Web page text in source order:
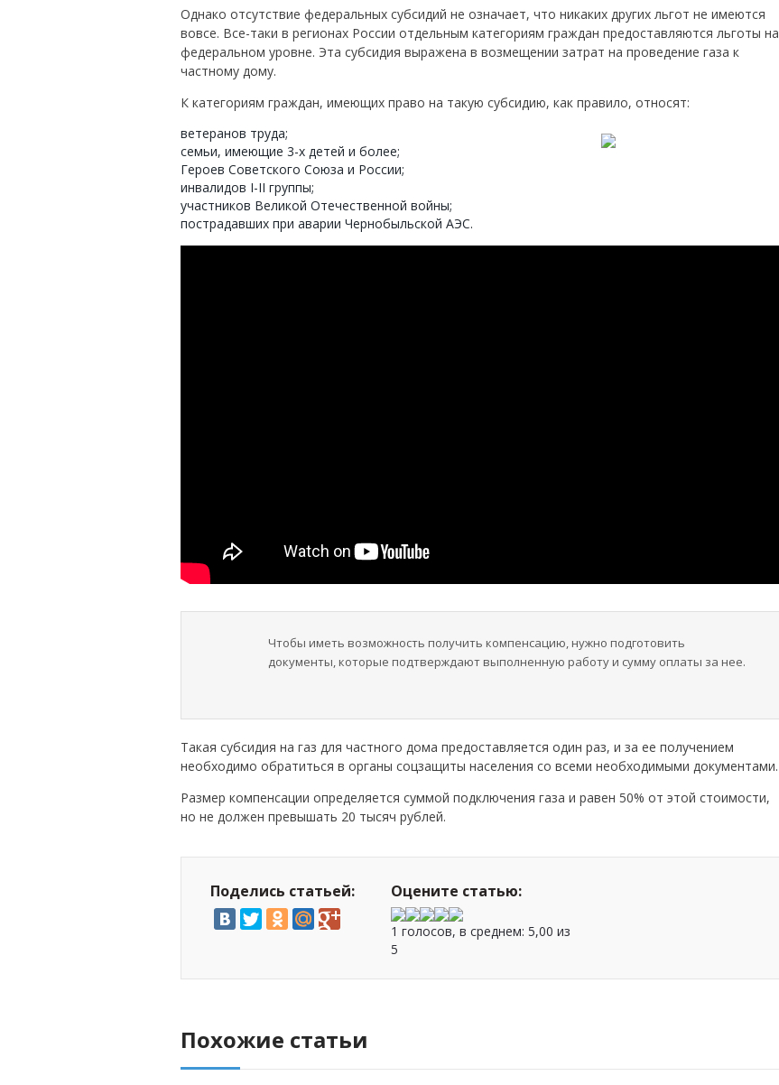
Однако отсутствие федеральных субсидий не означает, что никаких других льгот не имеются
вовсе. Все-таки в регионах России отдельным категориям граждан предоставляются льготы на
федеральном уровне. Эта субсидия выражена в возмещении затрат на проведение газа к
частному дому.
К категориям граждан, имеющих право на такую субсидию, как правило, относят:
ветеранов труда;
семьи, имеющие 3-х детей и более;
Героев Советского Союза и России;
инвалидов I-II группы;
участников Великой Отечественной войны;
пострадавших при аварии Чернобыльской АЭС.
Чтобы иметь возможность получить компенсацию, нужно подготовить
документы, которые подтверждают выполненную работу и сумму оплаты за нее.
Такая субсидия на газ для частного дома предоставляется один раз, и за ее получением
необходимо обратиться в органы соцзащиты населения со всеми необходимыми документами.
Размер компенсации определяется суммой подключения газа и равен 50% от этой стоимости,
но не должен превышать 20 тысяч рублей.
Поделись статьей: Оцените статью:
1 голосов, в среднем: 5,00 из
5
Похожие статьи